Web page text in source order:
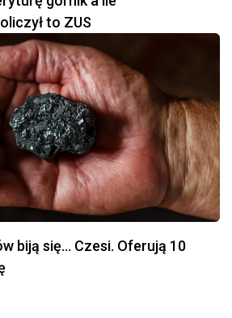
to ZUS
biją się... Czesi. Oferują 10